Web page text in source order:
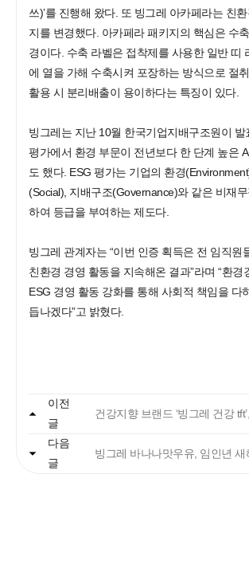
빙그레
쓰)’를 진행해 왔다. 또 빙그레 아카페라는 친
지를 변경했다. 아카페라 패키지의 핵심은 수
경이다. 수축 라벨은 접착제를 사용한 일반 띠
에 열을 가해 수축시켜 포장하는 방식으로 절
활용 시 분리배출이 용이하다는 특징이 있다.
빙그레는 지난 10월 한국기업지배구조원이 발
평가에서 환경 부문이 전년보다 한 단계 높은
도 했다. ESG 평가는 기업의 환경
(Social), 지배구조(Governance)와 같은 비재
하여 등급을 부여하는 제도다.
빙그레 관계자는 “이번 인증 획득은 전 임직원
친환경 경영 활동을 지속해온 결과”라며 “환경
ESG 경영 활동 강화를 통해 사회적 책임을 다
듭나겠다”고 밝혔다.
이전
글
다음
글